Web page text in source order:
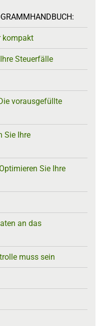
kompakt
Steuerfälle
vorausgefüllte
Sie Ihre
Sie Ihre
an das
muss sein